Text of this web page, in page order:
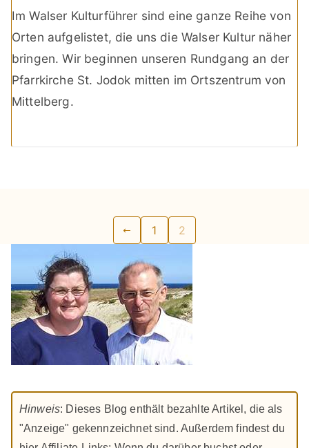
Im Walser Kulturführer sind eine ganze Reihe von
Orten aufgelistet, die uns die Walser Kultur näher
bringen. Wir beginnen unseren Rundgang an der
Pfarrkirche St. Jodok mitten im Ortszentrum von
Mittelberg.
Seitennummerierung
der
Beiträge
1 2
Hinweis: Dieses Blog enthält bezahlte Artikel, die als
"Anzeige" gekennzeichnet sind. Außerdem findest du